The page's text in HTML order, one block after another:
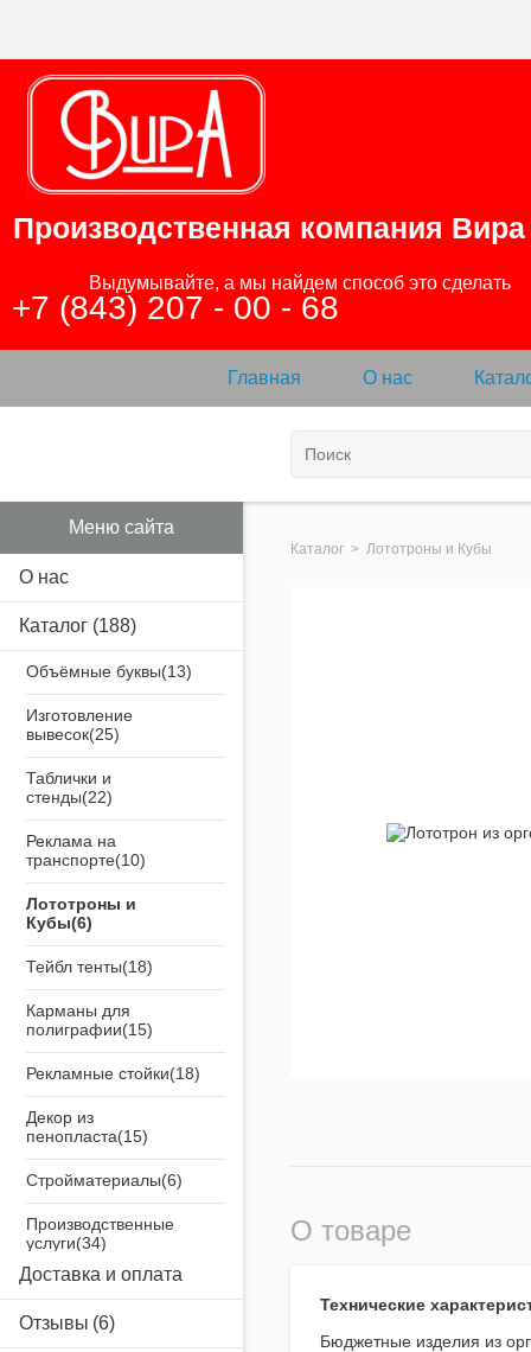
Производственная компания Вира
+7 (843) 207 - 00 - 68
Главная О нас
Меню сайта
О нас
Каталог (188)
Объёмные буквы
Изготовление
вывесок
Таблички и
стенды
Реклама на
транспорте
Лототроны и
Кубы
Тейбл тенты
Карманы для
полиграфии
Рекламные стойки
Декор из
пенопласта
Стройматериалы
Производственные
услуги
Airsystem
Доставка и оплата
Отзывы
Каталог > Лототроны и Кубы
О товаре
Технические
Бюджетные изделия из